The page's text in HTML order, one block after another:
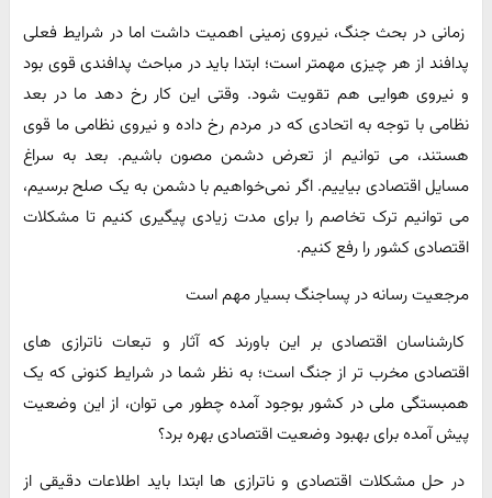
زمانی در بحث جنگ، نیروی زمینی اهمیت داشت اما در شرایط فعلی
پدافند از هر چیزی مهمتر است؛ ابتدا باید در مباحث پدافندی قوی بود
و نیروی هوایی هم تقویت شود. وقتی این کار رخ دهد ما در بعد
نظامی با توجه به اتحادی که در مردم رخ داده و نیروی نظامی ما قوی
هستند، می توانیم از تعرض دشمن مصون باشیم. بعد به سراغ
مسایل اقتصادی بیاییم. اگر نمی‌خواهیم با دشمن به یک صلح برسیم،
می توانیم ترک تخاصم را برای مدت زیادی پیگیری کنیم تا مشکلات
اقتصادی کشور را رفع کنیم.
مرجعیت رسانه در پساجنگ بسیار مهم است
کارشناسان اقتصادی بر این باورند که آثار و تبعات ناترازی های
اقتصادی مخرب تر از جنگ است؛ به نظر شما در شرایط کنونی که یک
همبستگی ملی در کشور بوجود آمده چطور می توان، از این وضعیت
پیش آمده برای بهبود وضعیت اقتصادی بهره برد؟
در حل مشکلات اقتصادی و ناترازی ها ابتدا باید اطلاعات دقیقی از